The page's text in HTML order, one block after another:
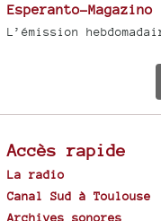
Esperanto-Magazino
L’émission
Accès rapide
La radio
Canal Sud à Toulouse
Archives sonores